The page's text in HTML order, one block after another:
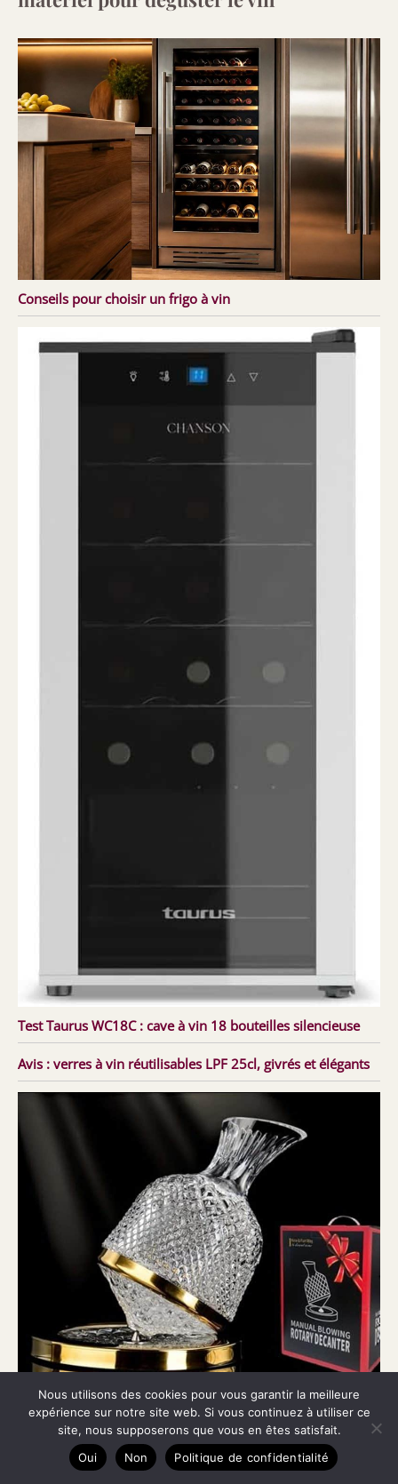
Conseils pour choisir un frigo à vin
Test Taurus WC18C : cave à vin 18 bouteilles silencieuse
Avis : verres à vin réutilisables LPF 25cl, givrés et élégants
Avis sur la carafe à vin en cristal Jarler
Nous utilisons des cookies pour vous garantir la meilleure
expérience sur notre site web. Si vous continuez à utiliser ce
site, nous supposerons que vous en êtes satisfait.
Oui
Non Politique de confidentialité